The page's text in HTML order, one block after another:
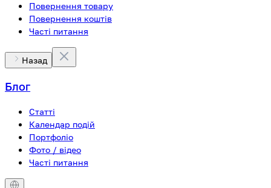
Повернення товару
Повернення коштів
Часті питання
Назад
Блог
Статті
Календар подій
Портфоліо
Фото / відео
Часті питання